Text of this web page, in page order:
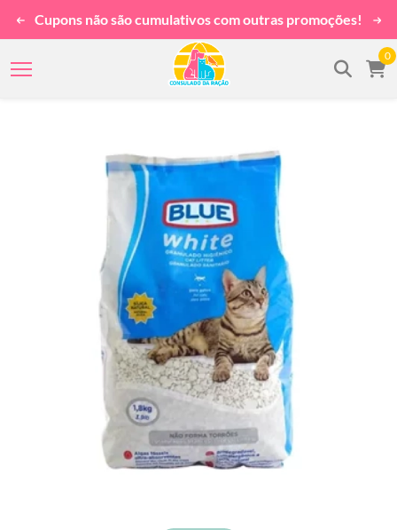
Cupons não são cumulativos com outras promoções!
0